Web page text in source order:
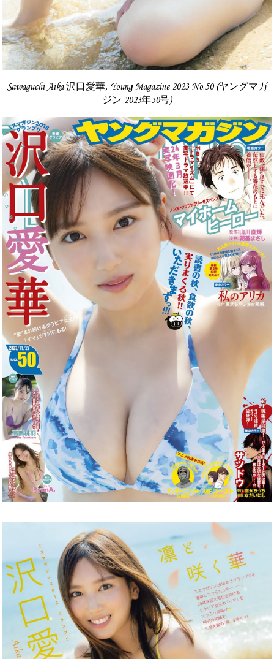
Sawaguchi Aika 沢口愛華, Young Magazine 2023 No.50 (ヤングマガ
ジン 2023年50号)